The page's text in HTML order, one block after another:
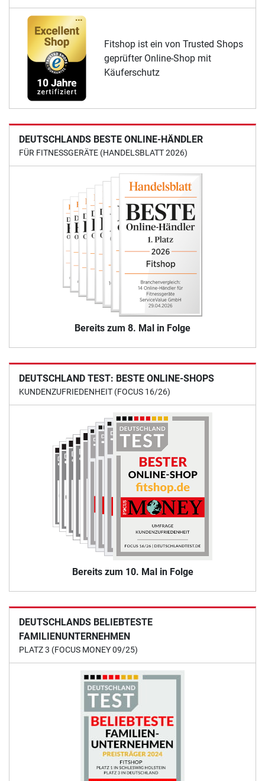
Fitshop ist ein von Trusted Shops
geprüfter Online-Shop mit
Käuferschutz
DEUTSCHLANDS BESTE ONLINE-HÄNDLER
FÜR FITNESSGERÄTE (HANDELSBLATT 2026)
Bereits zum 8. Mal in Folge
DEUTSCHLAND TEST: BESTE ONLINE-SHOPS
KUNDENZUFRIEDENHEIT (FOCUS 16/26)
Bereits zum 10. Mal in Folge
DEUTSCHLANDS BELIEBTESTE
FAMILIENUNTERNEHMEN
PLATZ 3 (FOCUS MONEY 09/25)